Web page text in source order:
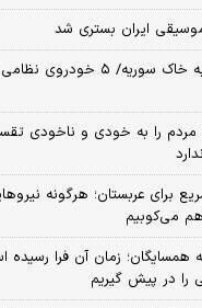
ایران بستری شد
حمله جدید اسرائیل به خاک
را به خودی و ناخودی
برای عربستان؛ هرگونه
می‌کوبیم
همسایگان؛ زمان آن فرا
را در پیش گیریم